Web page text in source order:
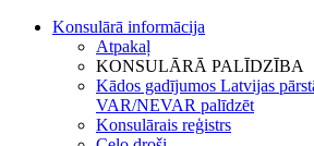
Konsulārā informācija
Atpakaļ
KONSULĀRĀ PALĪDZĪBA
Kādos gadījumos Latvijas
VAR/NEVAR palīdzēt
Konsulārais reģistrs